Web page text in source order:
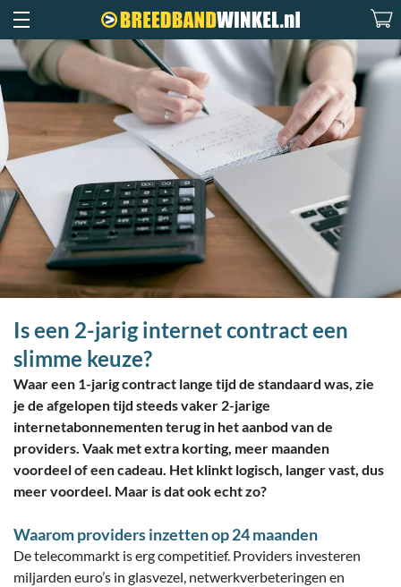
Is een 2-jarig internet contract een
slimme keuze?
Waar een 1-jarig contract lange tijd de standaard was, zie
je de afgelopen tijd steeds vaker 2-jarige
internetabonnementen terug in het aanbod van de
providers. Vaak met extra korting, meer maanden
voordeel of een cadeau. Het klinkt logisch, langer vast, dus
meer voordeel. Maar is dat ook echt zo?
Waarom providers inzetten op 24 maanden
De telecommarkt is erg competitief. Providers investeren
miljarden euro’s in glasvezel, netwerkverbeteringen en